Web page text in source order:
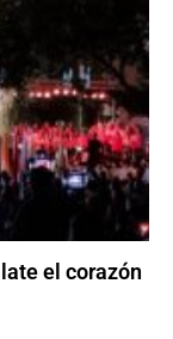
el corazón